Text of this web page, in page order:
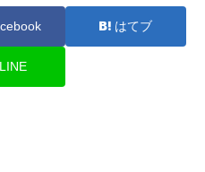
はてブ
LINE